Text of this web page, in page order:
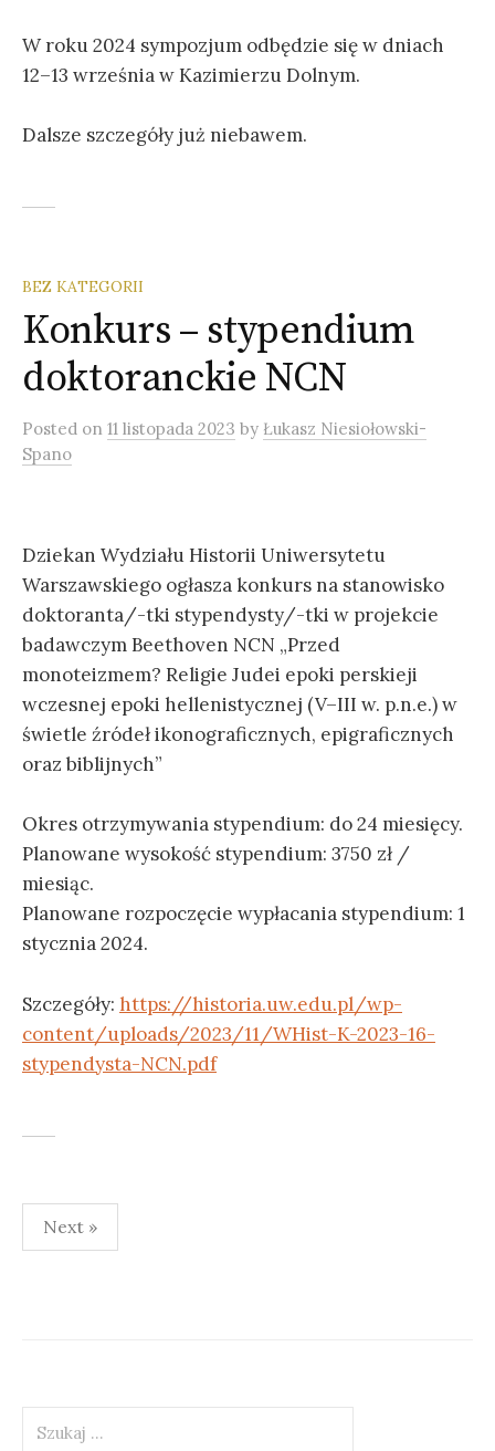
W roku 2024 sympozjum odbędzie się w dniach
12–13 września w Kazimierzu Dolnym.
Dalsze szczegóły już niebawem.
BEZ KATEGORII
Konkurs – stypendium
doktoranckie NCN
Posted on 11 listopada 2023 by Łukasz Niesiołowski-
Spano
Dziekan Wydziału Historii Uniwersytetu
Warszawskiego ogłasza konkurs na stanowisko
doktoranta/-tki stypendysty/-tki w projekcie
badawczym Beethoven NCN „Przed
monoteizmem? Religie Judei epoki perskieji
wczesnej epoki hellenistycznej (V–III w. p.n.e.) w
świetle źródeł ikonograficznych, epigraficznych
oraz biblijnych”
Okres otrzymywania stypendium: do 24 miesięcy.
Planowane wysokość stypendium: 3750 zł /
miesiąc.
Planowane rozpoczęcie wypłacania stypendium: 1
stycznia 2024.
Szczegóły: https://historia.uw.edu.pl/wp-
content/uploads/2023/11/WHist-K-2023-16-
stypendysta-NCN.pdf
Stronicowanie
wpisów
Next »